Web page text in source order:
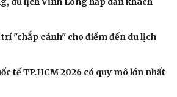
"chắp cánh" cho điểm đến du lịch
tế TP.HCM 2026 có quy mô lớn nhất